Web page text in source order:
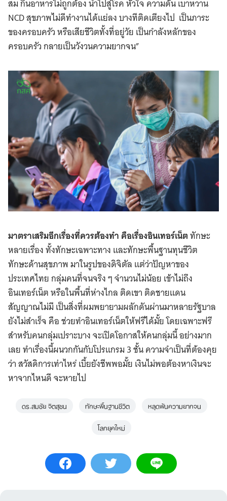
Search
for:
สม กินอาหารไม่ถูกต้อง นำไปสู่โรค หัวใจ ความดัน เบาหวาน
NCD สุขภาพไม่ดีทำงานได้แย่ลง บางทีติดเตียงไป เป็นภาระ
ของครอบครัว หรือเสียชีวิตทั้งที่อยู่วัย เป็นกำลังหลักของ
ครอบครัว กลายเป็นวังวนความยากจน”
มาตราเสริมอีกเรื่องที่ควรต้องทำ คือเรื่องอินเทอร์เน็ตทักษะ
หลายเรื่อง ทั้งทักษะเฉพาะทาง และทักษะพื้นฐานทุนชีวิต
ทักษะด้านสุขภาพ มาในรูปของดิจิตัล แต่ว่าปัญหาของ
ประเทศไทย กลุ่มคนที่จนจริง ๆ จำนวนไม่น้อย เข้าไม่ถึง
อินเทอร์เน็ต หรือในพื้นที่ห่างไกล ติดเขา ติดชายแดน
สัญญาณไม่มี เป็นสิ่งที่ผมพยายามผลักดันผ่านมาหลายรัฐบาล
ยังไม่สำเร็จ คือ ช่วยทำอินเทอร์เน็ตให้ฟรีได้มั้ย โดยเฉพาะฟรี
สำหรับคนกลุ่มเปราะบาง จะเปิดโอกาสให้คนกลุ่มนี้ อย่างมาก
เลย ทำเรื่องนี้ผนวกกันกับโปรแกรม 3 ชั้น ความจำเป็นที่ต้องคุย
ว่า สวัสดิการเท่าไหร่ เบี้ยยังชีพพอมั้ย เงินไม่พอต้องหาเงินจะ
หาจากไหนดี จะหายไป
ดร.สมชัย จิตสุชน ทักษะพื้นฐานชีวิต
หลุดพ้นความยากจน
โลกยุคใหม่